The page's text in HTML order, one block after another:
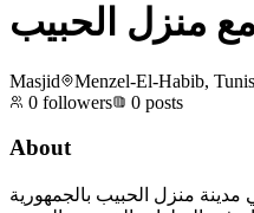
منزل الحبيب
Masjid
Menzel-El-Habib,
0 followers 0 posts
About
منزل الحبيب بالجمهورية